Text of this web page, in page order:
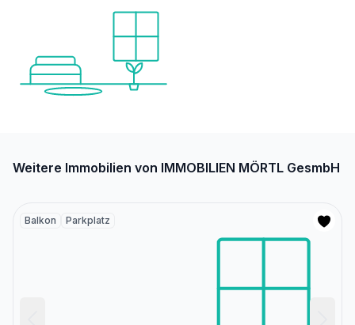
Weitere Immobilien von IMMOBILIEN MÖRTL GesmbH
Balkon Parkplatz